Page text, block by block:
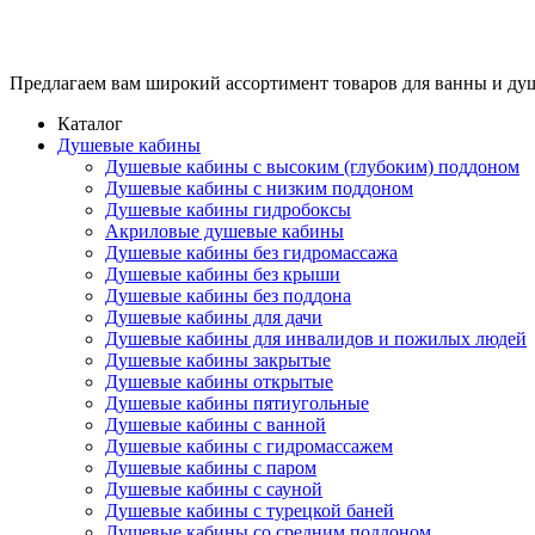
Предлагаем вам широкий ассортимент товаров для ванны и
Каталог
Душевые кабины
Душевые кабины с высоким (глубоким) поддоном
Душевые кабины с низким поддоном
Душевые кабины гидробоксы
Акриловые душевые кабины
Душевые кабины без гидромассажа
Душевые кабины без крыши
Душевые кабины без поддона
Душевые кабины для дачи
Душевые кабины для инвалидов и пожилых людей
Душевые кабины закрытые
Душевые кабины открытые
Душевые кабины пятиугольные
Душевые кабины с ванной
Душевые кабины с гидромассажем
Душевые кабины с паром
Душевые кабины с сауной
Душевые кабины с турецкой баней